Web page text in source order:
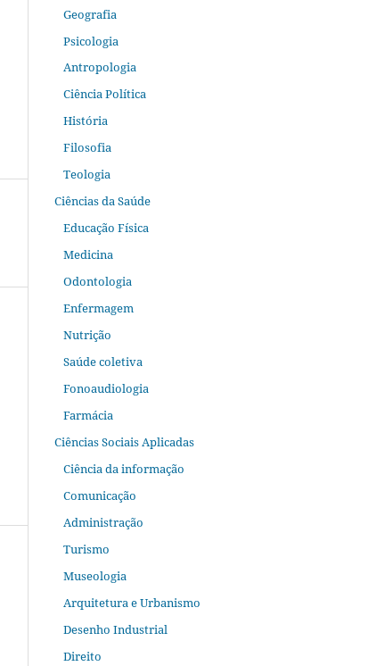
Geografia
Psicologia
Antropologia
Ciência Política
História
Filosofia
Teologia
Ciências da Saúde
Educação Física
Medicina
Odontologia
Enfermagem
Nutrição
Saúde coletiva
Fonoaudiologia
Farmácia
Ciências Sociais Aplicadas
Ciência da informação
Comunicação
Administração
Turismo
Museologia
Arquitetura e Urbanismo
Desenho Industrial
Direito